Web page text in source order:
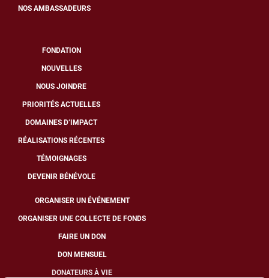
NOS AMBASSADEURS
FONDATION
NOUVELLES
NOUS JOINDRE
PRIORITÉS ACTUELLES
DOMAINES D’IMPACT
RÉALISATIONS RÉCENTES
TÉMOIGNAGES
DEVENIR BÉNÉVOLE
ORGANISER UN ÉVÉNEMENT
ORGANISER UNE COLLECTE DE FONDS
FAIRE UN DON
DON MENSUEL
DONATEURS À VIE